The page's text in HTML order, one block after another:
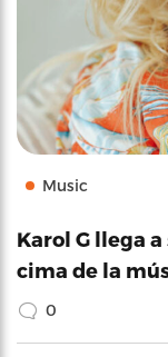
Music
Karol G llega
cima de la
0